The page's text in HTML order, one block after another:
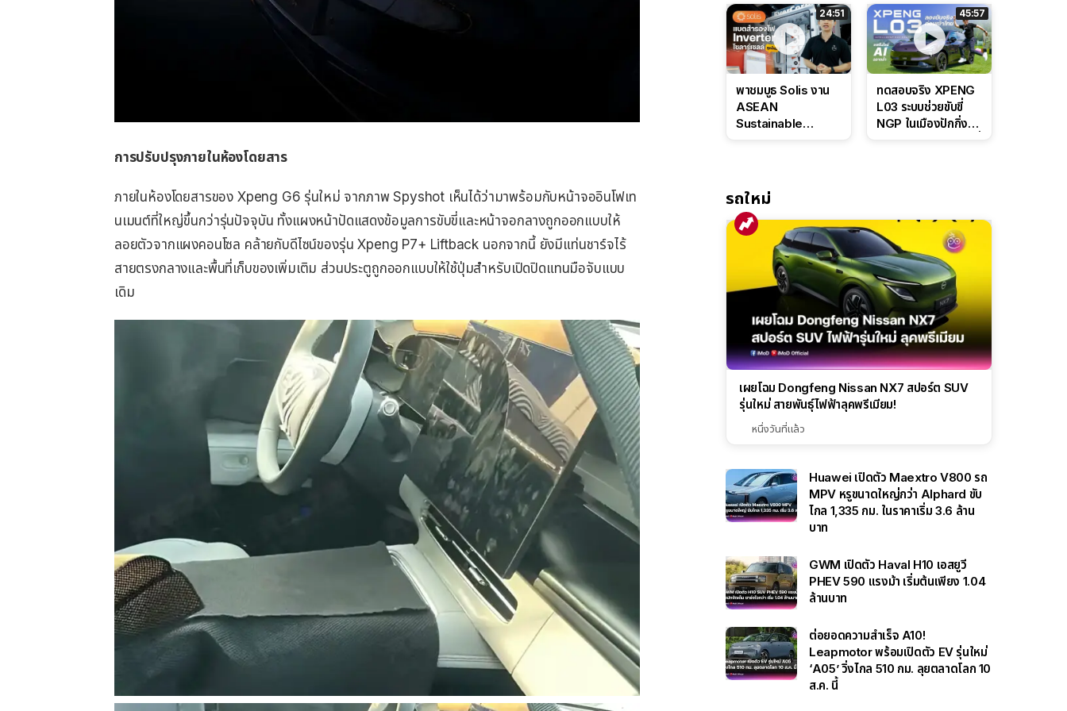
การปรับปรุงภายในห้องโดยสาร
ภายในห้องโดยสารของ Xpeng G6 รุ่นใหม่ จากภาพ Spyshot เห็นได้ว่ามาพร้อมกับหน้าจออินโฟเท
นเมนต์ที่ใหญ่ขึ้นกว่ารุ่นปัจจุบัน ทั้งแผงหน้าปัดแสดงข้อมูลการขับขี่และหน้าจอกลางถูกออกแบบให้
ลอยตัวจากแผงคอนโซล คล้ายกับดีไซน์ของรุ่น Xpeng P7+ Liftback นอกจากนี้ ยังมีแท่นชาร์จไร้
สายตรงกลางและพื้นที่เก็บของเพิ่มเติม ส่วนประตูถูกออกแบบให้ใช้ปุ่มสำหรับเปิดปิดแทนมือจับแบบ
เดิม
ล่างหนึบ ลุ้นราคา 7
แสนต้น
ดุดันสไตล์ครอบครัว
สายลุย
24:51
พาชมบูธ Solis งาน
ASEAN
Sustainable
IntelliHouse และ
EverCORE โซลูชัน
ESS ครบวงจร
45:57
ทดสอบจริง XPENG
L03 ระบบช่วยขับขี่
NGP ในเมืองปักกิ่ง
รถใหม่
เผยโฉม Dongfeng Nissan NX7 สปอร์ต SUV
รุ่นใหม่ สายพันธุ์ไฟฟ้าลุคพรีเมียม!
หนึ่งวันที่แล้ว
Huawei เปิดตัว Maextro V800 รถ
MPV หรูขนาดใหญ่กว่า Alphard ขับ
ไกล 1,335 กม. ในราคาเริ่ม 3.6 ล้าน
บาท
GWM เปิดตัว Haval H10 เอสยูวี
PHEV 590 แรงม้า เริ่มต้นเพียง 1.04
ล้านบาท
ต่อยอดความสำเร็จ A10!
Leapmotor พร้อมเปิดตัว EV รุ่นใหม่
‘A05’ วิ่งไกล 510 กม. ลุยตลาดโลก 10
ส.ค. นี้